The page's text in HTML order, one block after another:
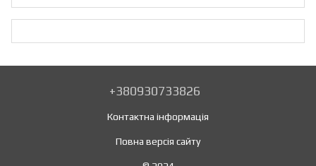
+380930733826
Контактна інформація
Повна версія сайту